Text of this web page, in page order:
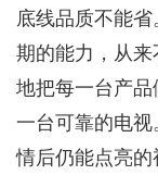
底线品质不能
期的能力，从
地把每一台产
一台可靠的电视
情后仍能点亮